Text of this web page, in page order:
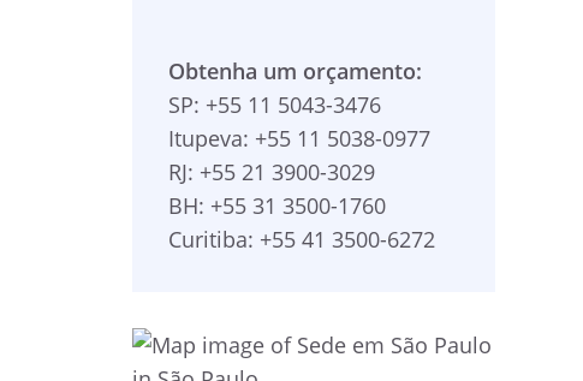
Obtenha um orçamento:
SP: +55 11 5043-3476
Itupeva: +55 11 5038-0977
RJ: +55 21 3900-3029
BH: +55 31 3500-1760
Curitiba: +55 41 3500-6272